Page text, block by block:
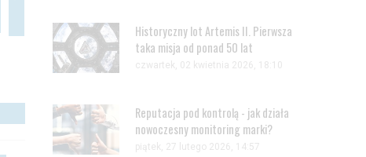
Historyczny lot Artemis II. Pierwsza
taka misja od ponad 50 lat
czwartek, 02 kwietnia 2026, 18:10
Reputacja pod kontrolą - jak działa
nowoczesny monitoring marki?
piątek, 27 lutego 2026, 14:57